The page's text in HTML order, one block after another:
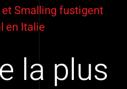
Smalling fustigent
en Italie
la plus